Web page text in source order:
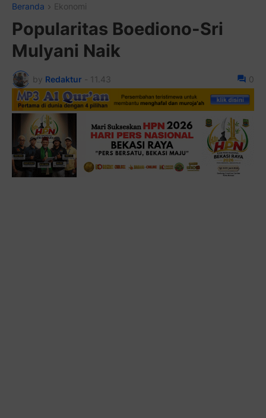
Beranda Ekonomi
Popularitas Boediono-Sri
Mulyani Naik
by Redaktur - 11.43 0